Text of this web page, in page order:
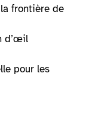
frontière de
d’œil
pour les